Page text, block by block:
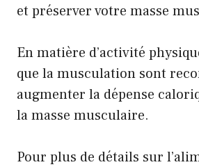
et préserver votre masse
En matière d’activité
que la musculation sont
augmenter la dépense
la masse musculaire.
Pour plus de détails sur